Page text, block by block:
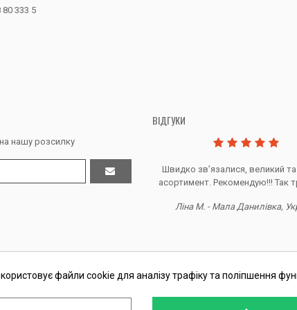
80 333 5
нашу розсилку
ВІДГУКИ
за все, продавець супер.
Швидко звʼязалися, великий та
асортимент. Рекомендую!!! Так
Ліна М. - Мала Данилівка,
С.І., номер запису в ЄДР 2 673 000 0000 057597 від
файли cookie для аналізу трафіку та поліпшення